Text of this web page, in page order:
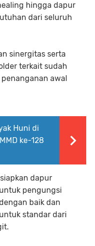
hingga dapur
dari seluruh
sinergitas serta
terkait sudah
awal
Huni di
ke-128
dapur
pengungsi
baik dan
standar dari